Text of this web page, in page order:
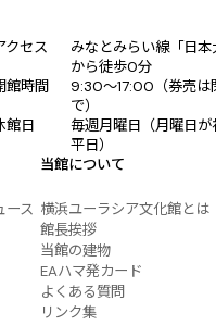
クセス
みなとみらい線「日
から徒歩0分
館時間
9:30～17:00（券売は
で）
館日
毎週月曜日（月曜日
平日）
ース
当館について
横浜ユーラシア文化館とは
館長挨拶
当館の建物
EAハマ発カード
よくある質問
リンク集